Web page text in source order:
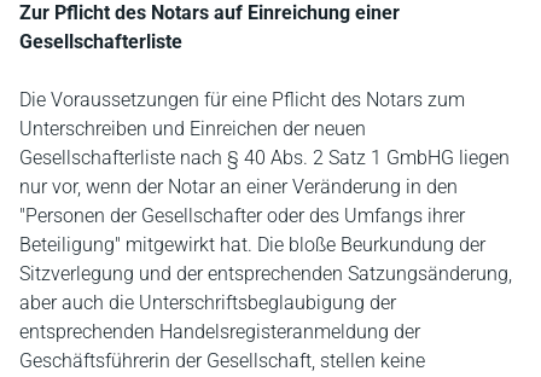
Zur Pflicht des Notars auf Einreichung einer
Gesellschafterliste
Die Voraussetzungen für eine Pflicht des Notars zum
Unterschreiben und Einreichen der neuen
Gesellschafterliste nach § 40 Abs. 2 Satz 1 GmbHG liegen
nur vor, wenn der Notar an einer Veränderung in den
"Personen der Gesellschafter oder des Umfangs ihrer
Beteiligung" mitgewirkt hat. Die bloße Beurkundung der
Sitzverlegung und der entsprechenden Satzungsänderung,
aber auch die Unterschriftsbeglaubigung der
entsprechenden Handelsregisteranmeldung der
Geschäftsführerin der Gesellschaft, stellen keine